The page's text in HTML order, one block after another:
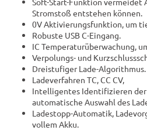
Stromstoß entstehen können.
0V Aktivierungsfunktion, um
Robuste USB C-Eingang.
IC Temperaturüberwachung,
Verpolungs- und
Dreistufiger Lade-Algorithmus.
Ladeverfahren TC, CC CV,
Intelligentes Identifizieren
automatische Auswahl des
Ladestopp-Automatik,
vollem Akku.